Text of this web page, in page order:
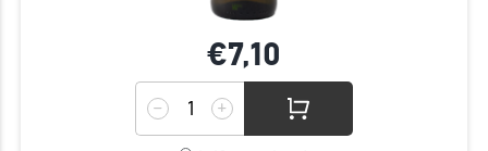
€7,10